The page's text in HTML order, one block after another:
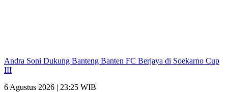
Andra Soni Dukung Banteng Banten FC Berjaya di Soekarno Cup
III
6 Agustus 2026 | 23:25 WIB